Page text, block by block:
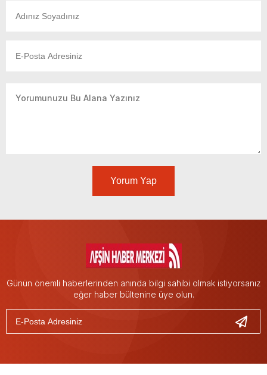
Yorum Yap
Günün önemli haberlerinden anında bilgi sahibi olmak istiyorsanız
eğer haber bültenine üye olun.